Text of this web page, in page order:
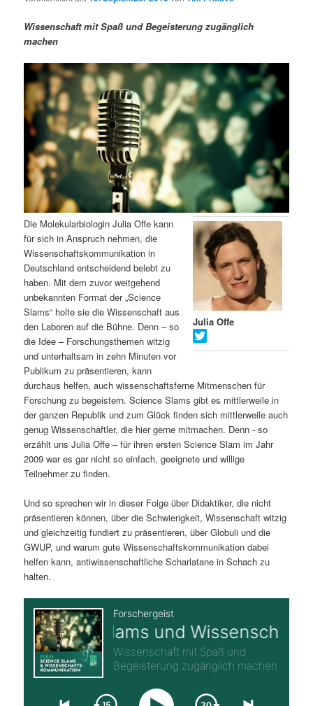
ä
r
e
I
n
h
a
l
t
s
p
r
i
n
g
e
n
n
d
ä
e
n
I
n
h
a
l
t
s
p
r
i
n
g
e
n
n
v
i
g
t
i
o
Wissenschaft mit Spaß und Begeisterung zugänglich
machen
Julia Offe
Die Molekularbiologin Julia Offe kann
für sich in Anspruch nehmen, die
Wissenschaftskommunikation in
Deutschland entscheidend belebt zu
haben. Mit dem zuvor weitgehend
unbekannten Format der „Science
Slams“ holte sie die Wissenschaft aus
den Laboren auf die Bühne. Denn – so
die Idee – Forschungsthemen witzig
und unterhaltsam in zehn Minuten vor
Publikum zu präsentieren, kann
durchaus helfen, auch wissenschaftsferne Mitmenschen für
Forschung zu begeistern. Science Slams gibt es mittlerweile in
der ganzen Republik und zum Glück finden sich mittlerweile auch
genug Wissenschaftler, die hier gerne mitmachen. Denn - so
erzählt uns Julia Offe – für ihren ersten Science Slam im Jahr
2009 war es gar nicht so einfach, geeignete und willige
Teilnehmer zu finden.
Und so sprechen wir in dieser Folge über Didaktiker, die nicht
präsentieren können, über die Schwierigkeit, Wissenschaft witzig
und gleichzeitig fundiert zu präsentieren, über Globuli und die
GWUP, und warum gute Wissenschaftskommunikation dabei
helfen kann, antiwissenschaftliche Scharlatane in Schach zu
halten.